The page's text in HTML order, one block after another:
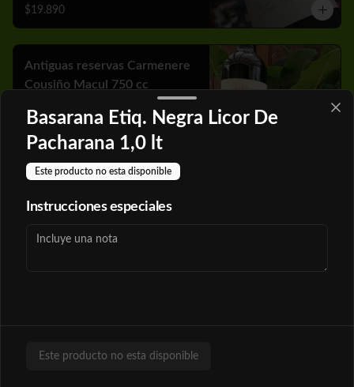
$19.890
Antiguas reservas Carmenere
Cousiño Macul 750 cc
$19.890
Antiguas reservas Merlot
Bestia Azul Rsva Cabernet 750
Basarana Etiq. Negra Licor De
Pacharana 1,0 lt
Este producto no esta disponible
Instrucciones especiales
Este producto no esta disponible